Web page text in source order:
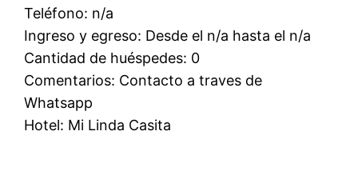
Teléfono: n/a
Ingreso y egreso: Desde el n/a hasta el n/a
Cantidad de huéspedes: 0
Comentarios: Contacto a traves de
Whatsapp
Hotel: Mi Linda Casita